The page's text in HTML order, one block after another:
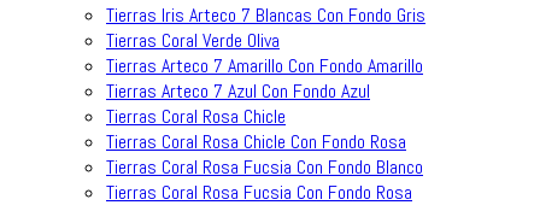
Tierras Iris Arteco 7 Blancas Con Fondo Gris
Tierras Coral Verde Oliva
Tierras Arteco 7 Amarillo Con Fondo Amarillo
Tierras Arteco 7 Azul Con Fondo Azul
Tierras Coral Rosa Chicle
Tierras Coral Rosa Chicle Con Fondo Rosa
Tierras Coral Rosa Fucsia Con Fondo Blanco
Tierras Coral Rosa Fucsia Con Fondo Rosa